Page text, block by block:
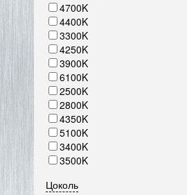
4700K
4400K
3300K
4250K
3900K
6100K
2500K
2800K
4350K
5100K
3400K
3500K
Цоколь